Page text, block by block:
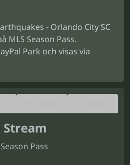
- Orlando City SC
MLS Season Pass.
Park och visas via
Stream
Pass